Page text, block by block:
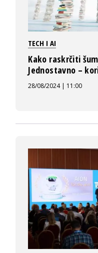
TECH I AI
Kako raskrčiti
Jednostavno –
28/08/2024 | 11:00